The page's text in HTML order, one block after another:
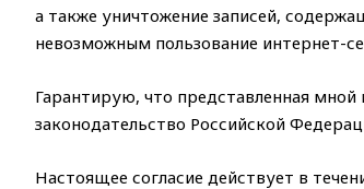
а также уничтожение записей,
невозможным пользование
Гарантирую, что представленная
законодательство Российской
Настоящее согласие действует в